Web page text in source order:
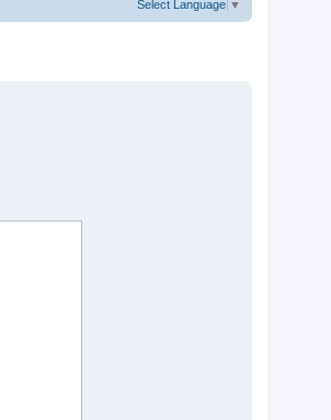
Select Language ▼